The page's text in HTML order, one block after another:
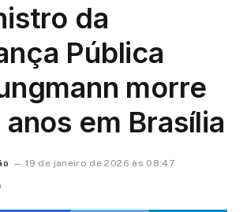
da
Pública
morre
anos em Brasília
19 de janeiro de 2026 às 08:47